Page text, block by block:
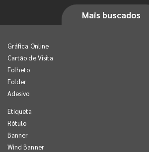
Mais buscados
Gráfica Online
Cartão de Visita
Folheto
Folder
Adesivo
Etiqueta
Rótulo
Banner
Wind Banner